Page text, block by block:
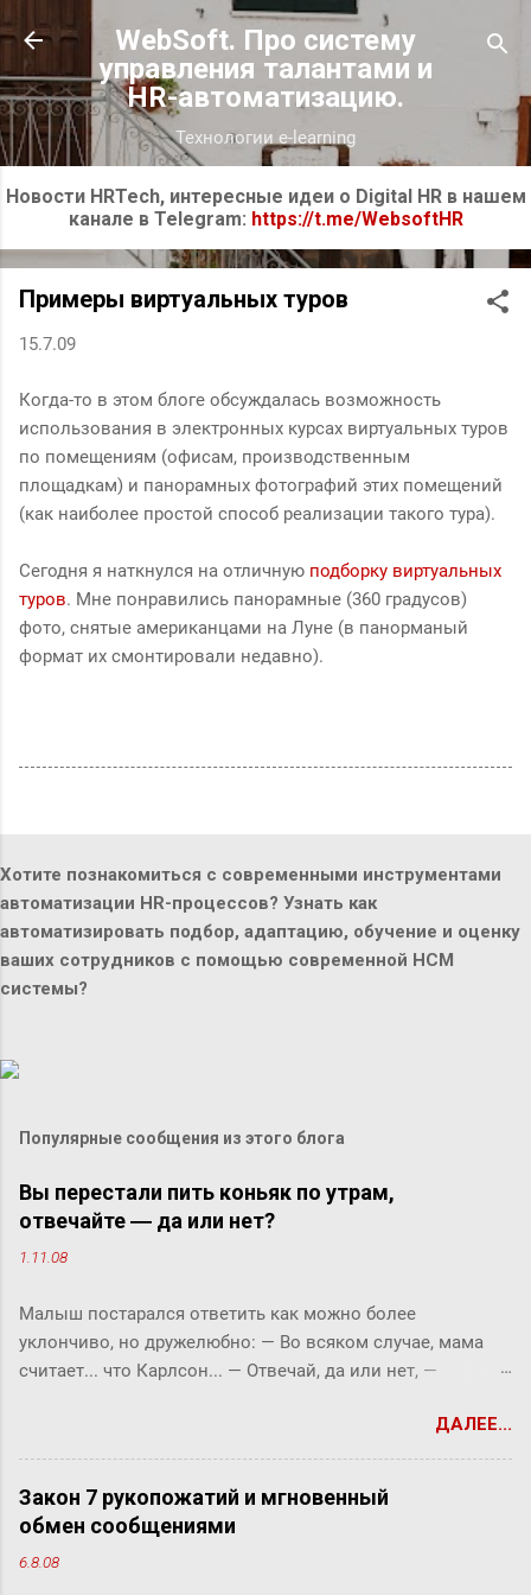
К основному контенту
WebSoft. Про систему
управления талантами и
HR-автоматизацию.
Технологии e-learning
Новости HRTech, интересные идеи о Digital HR в нашем
канале в Telegram: https://t.me/WebsoftHR
Примеры виртуальных туров
15.7.09
Когда-то в этом блоге обсуждалась возможность
использования в электронных курсах виртуальных туров
по помещениям (офисам, производственным
площадкам) и панорамных фотографий этих помещений
(как наиболее простой способ реализации такого тура).
Сегодня я наткнулся на отличную подборку виртуальных
туров. Мне понравились панорамные (360 градусов)
фото, снятые американцами на Луне (в панорманый
формат их смонтировали недавно).
Хотите познакомиться с современными инструментами
автоматизации HR-процессов? Узнать как
автоматизировать подбор, адаптацию, обучение и оценку
ваших сотрудников с помощью современной HCM
системы?
Популярные сообщения из этого блога
Вы перестали пить коньяк по утрам,
отвечайте ― да или нет?
1.11.08
Малыш постарался ответить как можно более
уклончиво, но дружелюбно: ― Во всяком случае, мама
считает... что Карлсон... ― Отвечай, да или нет, ―
Карлсон должен у нас обедать? ― Во всяком случае, она
хотела... ― снова попытался уйти от прямого ответа
Малыш, но фрекен Бок прервала его жестким окриком: ―
Я сказала, отвечай ― да или нет! На простой вопрос
всегда можно ответить «да» или «нет», по-моему, это не
трудно. ― Представь себе, трудно, ― вмешался Карлсон.
ДАЛЕЕ...
Закон 7 рукопожатий и мгновенный
обмен сообщениями
6.8.08